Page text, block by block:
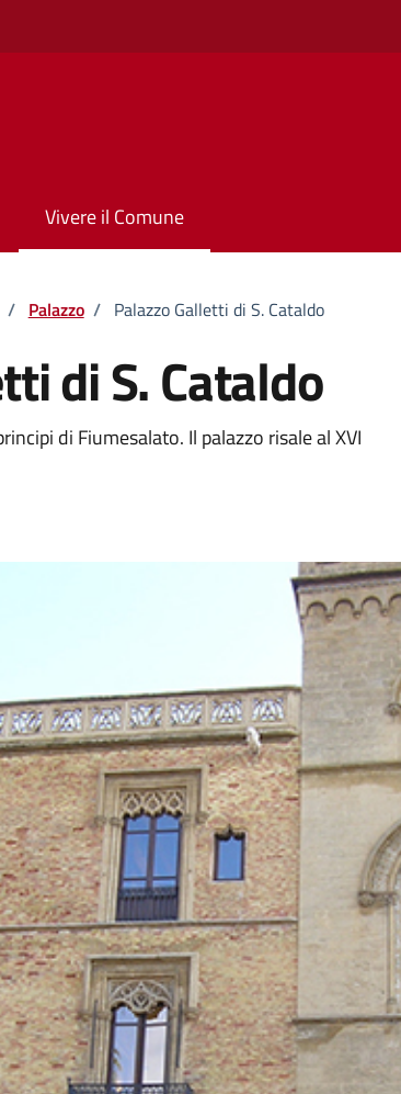
Vivere il Comune
/ Palazzo / Palazzo Galletti di S. Cataldo
di S. Cataldo
di Fiumesalato. Il palazzo risale al XVI